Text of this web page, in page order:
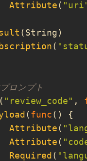
Attribute (
(
ロンプト
( "review_code" ,
( func
Attribute (
Attribute (
Required (